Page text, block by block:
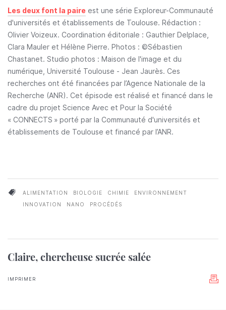
Les deux font la paire est une série Exploreur-Communauté
d'universités et établissements de Toulouse. Rédaction :
Olivier Voizeux. Coordination éditoriale : Gauthier Delplace,
Clara Mauler et Hélène Pierre. Photos : ©Sébastien
Chastanet. Studio photos : Maison de l'image et du
numérique, Université Toulouse - Jean Jaurès. Ces
recherches ont été financées par l’Agence Nationale de la
Recherche (ANR). Cet épisode est réalisé et financé dans le
cadre du projet Science Avec et Pour la Société
« CONNECTS » porté par la Communauté d'universités et
établissements de Toulouse et financé par l’ANR.
ALIMENTATION BIOLOGIE CHIMIE
ENVIRONNEMENT
INNOVATION
NANO PROCÉDÉS
Claire, chercheuse sucrée salée
IMPRIMER